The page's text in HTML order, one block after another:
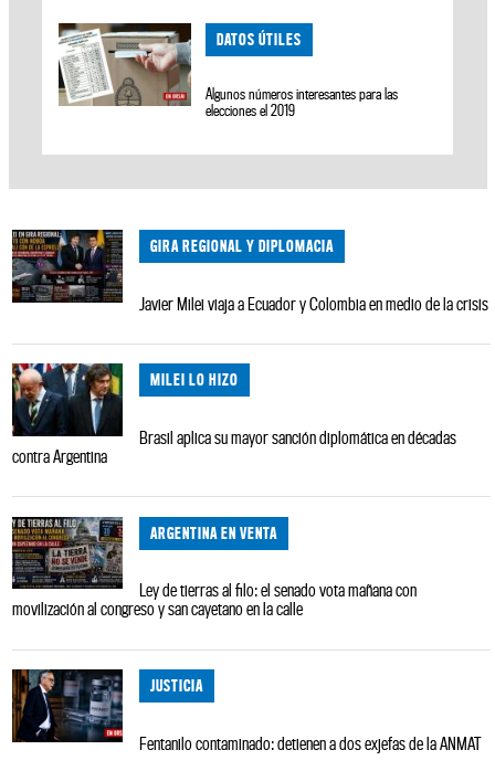
DATOS ÚTILES
Algunos números interesantes para las
elecciones el 2019
GIRA REGIONAL Y DIPLOMACIA
Javier Milei viaja a Ecuador y Colombia en medio de la crisis
MILEI LO HIZO
Brasil aplica su mayor sanción diplomática en décadas
contra Argentina
ARGENTINA EN VENTA
Ley de tierras al filo: el senado vota mañana con
movilización al congreso y san cayetano en la calle
JUSTICIA
Fentanilo contaminado: detienen a dos exjefas de la ANMAT